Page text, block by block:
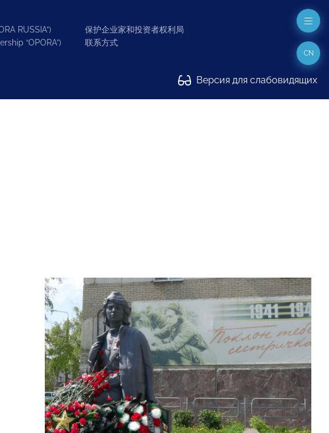
RUSSIA”)
“OPORA”)
保护企业家和投资者权利局
联系方式
Версия для слабовидящих
CN